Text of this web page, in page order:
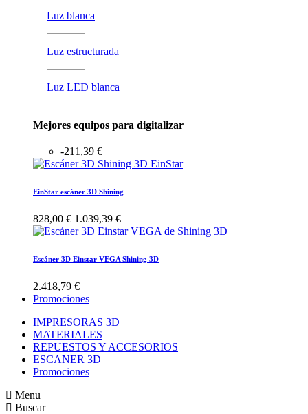
Luz blanca
Luz estructurada
Luz LED blanca
Mejores equipos para digitalizar
-211,39 €
EinStar escáner 3D Shining
828,00 € 1.039,39 €
Escáner 3D Einstar VEGA Shining 3D
2.418,79 €
Promociones
IMPRESORAS 3D
MATERIALES
REPUESTOS Y ACCESORIOS
ESCANER 3D
Promociones
Menu
Buscar